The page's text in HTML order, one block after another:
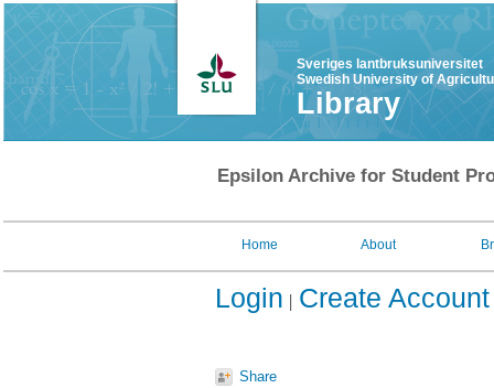
Sveriges lantbruksuniversitet
Swedish University of
Library
Epsilon Archive for Student
Home About
Login Create Account
Share